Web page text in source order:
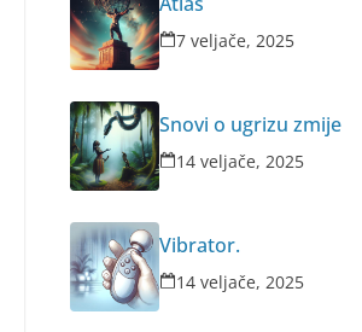
7 veljače, 2025
Snovi o ugrizu zmije
14 veljače, 2025
Vibrator.
14 veljače, 2025